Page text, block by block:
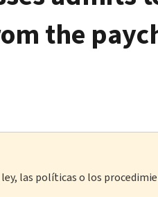
the
las políticas o los